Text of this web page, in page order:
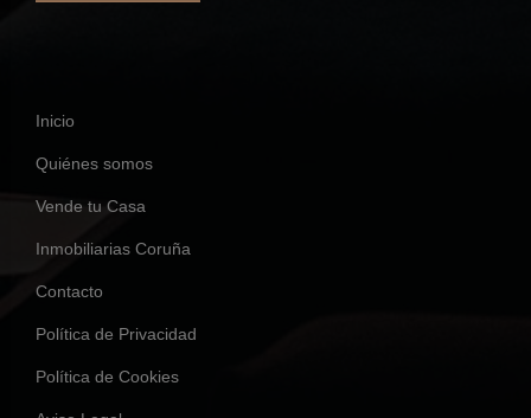
Inicio
Quiénes somos
Vende tu Casa
Inmobiliarias Coruña
Contacto
Política de Privacidad
Política de Cookies